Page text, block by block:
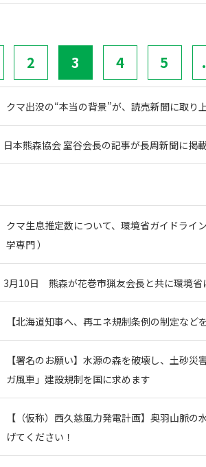
2 3 4 5
クマ出没の“本当の背景”が、読売新聞に取り
日本熊森協会 室谷会長の記事が長周新聞に掲
クマ生息推定数について、環境省ガイドラ
学専門 ）
3月10日 熊森が花巻市猟友会長と共に環境省
【北海道知事へ、再エネ規制条例の制定など
【署名のお願い】水源の森を破壊し、土砂
ガ風車」建設規制を国に求めます
【（仮称）西久慈風力発電計画】奥羽山脈
げてください！